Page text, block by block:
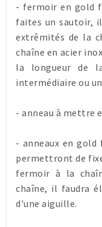
- fermoir en gold
faites un sautoir,
extrêmités de la
chaîne en acier
la longueur de
intermédiaire ou
- anneau à mettre
- anneaux en
permettront de
fermoir à la
chaîne, il faudra
d'une aiguille.